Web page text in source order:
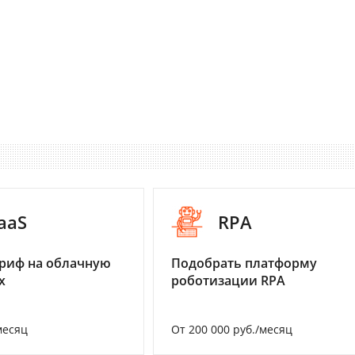
на облачную
RPA
Подобрать платформу
роботизации RPA
От 200 000 руб./месяц